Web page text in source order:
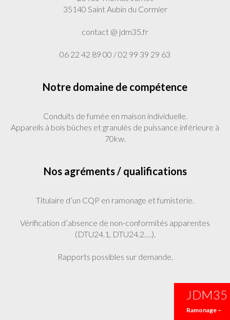
35140 Saint Aubin du Cormier
contact @ jdm35.fr
06 22 42 89 00 / 02 99 39 29 63
Notre domaine de compétence
Conduits de fumée en maison individuelle.
Appareils à bois bûches et granulés de puissance inférieure à
70kw.
Nos agréments / qualifications
Titulaire d’un CQP en ramonage et fumisterie.
Vérification d’absence de non-conformités apparentes
(DTU24.1, DTU24.2….).
Rapports possibles sur demande.
JDM35
Ramonage –